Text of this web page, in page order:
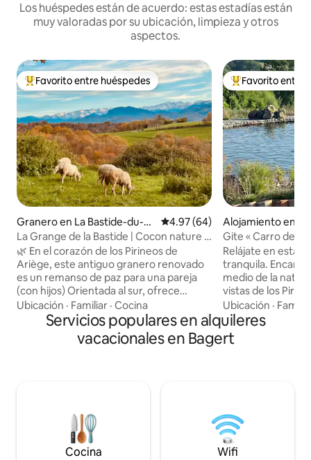
Los huéspedes están de acuerdo: estas estadías están
muy valoradas por su ubicación, limpieza y otros
aspectos.
Favorito entre huéspedes preferido
Favorito entre huéspedes
Granero en La Bastide-du-Sa
lat
Calificación promedio: 4.97 de
4.97 (64)
La Grange de la Bastide | Cocon nature -
Ariège
🌿 En el corazón de los Pirineos de
Ariège, este antiguo granero renovado
es un remanso de paz para una pareja
(con hijos) Orientada al sur, ofrece
impresionantes vistas a la cordillera de
los Pirineos, desde Mont-Valier hasta Pic
du Midi. Su salón con cocina equipada se
abre a la naturaleza, mientras que la
naturaleza. Encanto y desconexión
garantizados 🌄
Ubicación · Familiar · Cocina
Favorito entre
Favorito entre
Alojamiento en
Gite « Carro de
Relájate en esta
tranquila.
medio de la
vistas de los
senderismo y
maravillosa
en nuestro
naturaleza. También se puede llegar a la
Gîte solo está
Ubicación ·
Servicios populares en alquileres
vacacionales en Bagert
Cocina Wifi